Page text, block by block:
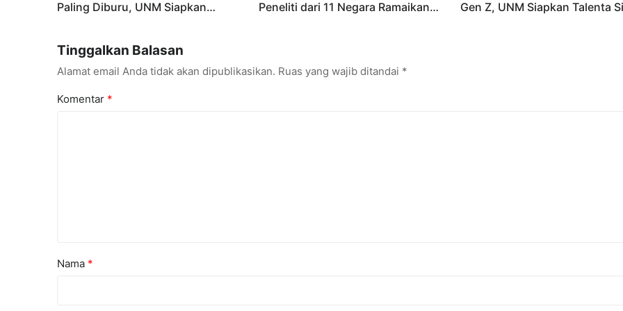
Paling Diburu, UNM Siapkan
Peneliti dari 11 Negara Ramaikan
Gen Z, UNM Siapkan Talenta
Tinggalkan Balasan
Alamat email Anda tidak akan dipublikasikan. Ruas yang wajib ditandai *
Komentar *
Nama *